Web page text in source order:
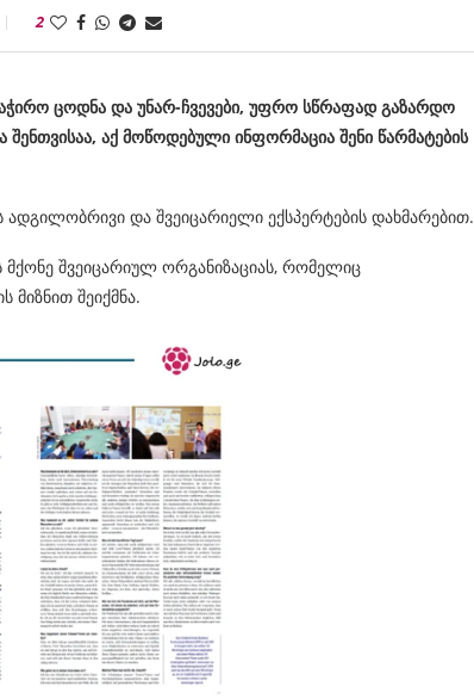
2
ცოდნა და უნარ-ჩვევები, უფრო სწრაფად გაზარდო
აქ მოწოდებული ინფორმაცია შენი წარმატების
და შვეიცარიელი ექსპერტების დახმარებით.
შვეიცარიულ ორგანიზაციას, რომელიც
მიზნით შეიქმნა.